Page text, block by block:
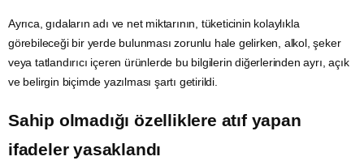
Ayrıca, gıdaların adı ve net miktarının, tüketicinin kolaylıkla
görebileceği bir yerde bulunması zorunlu hale gelirken, alkol, şeker
veya tatlandırıcı içeren ürünlerde bu bilgilerin diğerlerinden ayrı, açık
ve belirgin biçimde yazılması şartı getirildi.
Sahip olmadığı özelliklere atıf yapan
ifadeler yasaklandı